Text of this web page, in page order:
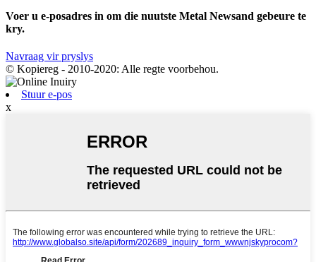
Voer u e-posadres in om die nuutste Metal Newsand gebeure te
kry.
Navraag vir pryslys
© Kopiereg - 2010-2020: Alle regte voorbehou.
Stuur e-pos
x